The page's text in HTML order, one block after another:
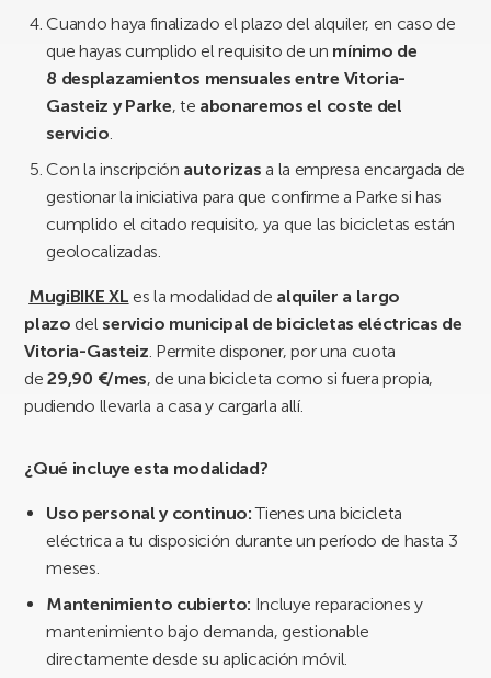
Cuando haya finalizado el plazo del alquiler, en caso de
que hayas cumplido el requisito de un mínimo de
8 desplazamientos mensuales entre Vitoria-
Gasteiz y Parke, te abonaremos el coste del
servicio.
Con la inscripción autorizas a la empresa encargada de
gestionar la iniciativa para que confirme a Parke si has
cumplido el citado requisito, ya que las bicicletas están
geolocalizadas.
MugiBIKE XL es la modalidad de alquiler a largo
plazo del servicio municipal de bicicletas eléctricas de
Vitoria-Gasteiz. Permite disponer, por una cuota
de29,90 €/mes, de una bicicleta como si fuera propia,
pudiendo llevarla a casa y cargarla allí.
¿Qué incluye esta modalidad?
Uso personal y continuo:Tienes una bicicleta
eléctrica a tu disposición durante un período de hasta 3
meses.
Mantenimiento cubierto: Incluye reparaciones y
mantenimiento bajo demanda, gestionable
directamente desde su aplicación móvil.